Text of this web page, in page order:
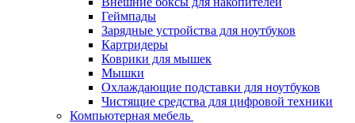
Геймпады
Зарядные устройства для ноутбуков
Картридеры
Коврики для мышек
Мышки
Охлаждающие подставки для ноутбуков
Чистящие средства для цифровой техники
Компьютерная мебель